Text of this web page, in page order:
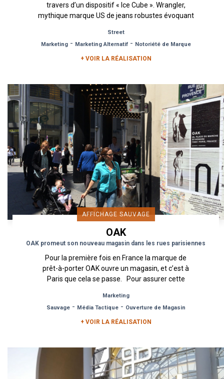
travers d’un dispositif « Ice Cube ». Wrangler,
mythique marque US de jeans robustes évoquant
Street
Marketing- Marketing Alternatif- Notoriété de Marque
+ VOIR LA RÉALISATION
AFFICHAGE SAUVAGE
OAK
OAK promeut son nouveau magasin dans les rues parisiennes
Pour la première fois en France la marque de
prêt-à-porter OAK ouvre un magasin, et c’est à
Paris que cela se passe. Pour assurer cette
Marketing
Sauvage- Média Tactique- Ouverture de Magasin
+ VOIR LA RÉALISATION